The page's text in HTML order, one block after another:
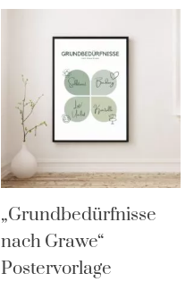
„Grundbedürfnisse
nach Grawe“
Postervorlage